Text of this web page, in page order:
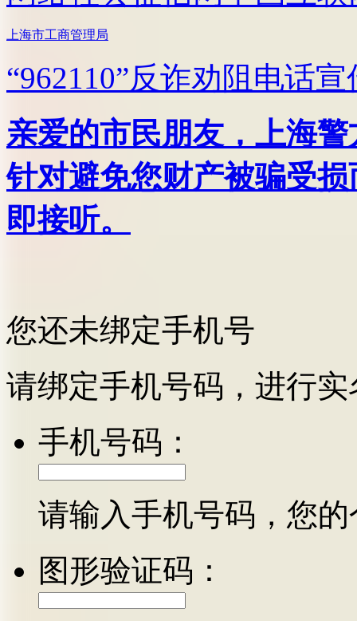
上海市工商管理局
“962110”反诈劝阻电话宣
亲爱的市民朋友，上海
针对避免您财产被骗受
即接听。
您还未绑定手机号
请绑定手机号码，进行
手机号码：
请输入手机号码，您
图形验证码：